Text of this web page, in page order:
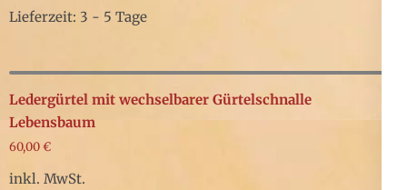
Optionen
der
Produktseite
gewählt
werden
Lieferzeit: 3 - 5 Tage
Produkt
weist
mehrere
Varianten
auf.
Ledergürtel mit wechselbarer Gürtelschnalle
Lebensbaum
60,00€
inkl. MwSt.